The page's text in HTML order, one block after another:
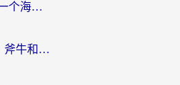
NordVPN 回国能用吗？一个海外用户必须面对的真实困境
海外回国加速器怎么选？斧牛和海龟哪个好？一篇帮你避开坑的实用指南